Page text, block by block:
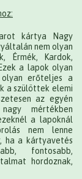
kártya Nagy
nem olyan
Érmék, Kardok,
a lapok olyan
erőteljes a
a szülöttek elemi
az egyén
mértékben
a lapoknál
nem lenne
ha a kártyavetés
fontosabb,
hordoznak,